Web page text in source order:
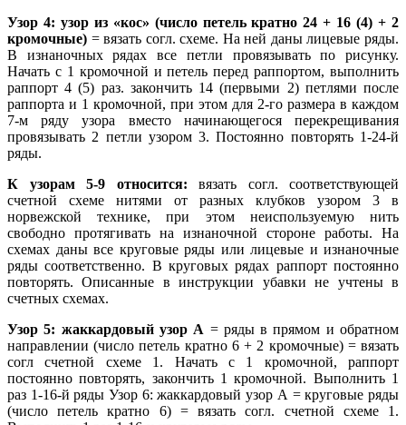
Узор 4: узор из «кос» (число петель кратно 24 + 16 (4) + 2
кромочные) = вязать cогл. схеме. На ней даны лицевые ряды.
В изнаночных рядах все петли провязывать по рисунку.
Начать с 1 кромочной и петель перед раппортом, выполнить
раппорт 4 (5) раз. закончить 14 (первыми 2) петлями после
раппорта и 1 кромочной, при этом для 2-го размера в каждом
7-м ряду узора вместо начинающегося перекрещивания
провязывать 2 петли узором 3. Постоянно повторять 1-24-й
ряды.
К узорам 5-9 относится: вязать согл. соответствующей
счетной схеме нитями от разных клубков узором 3 в
норвежской технике, при этом неиспользуемую нить
свободно протягивать на изнаночной стороне работы. На
схемах даны все круговые ряды или лицевые и изнаночные
ряды соответственно. В круговых рядах раппорт постоянно
повторять. Описанные в инструкции убавки не учтены в
счетных схемах.
Узор 5: жаккардовый узор А = ряды в прямом и обратном
направлении (число петель кратно 6 + 2 кромочные) = вязать
согл счетной схеме 1. Начать с 1 кромочной, раппорт
постоянно повторять, закончить 1 кромочной. Выполнить 1
раз 1-16-й ряды Узор 6: жаккардовый узор А = круговые ряды
(число петель кратно 6) = вязать согл. счетной схеме 1.